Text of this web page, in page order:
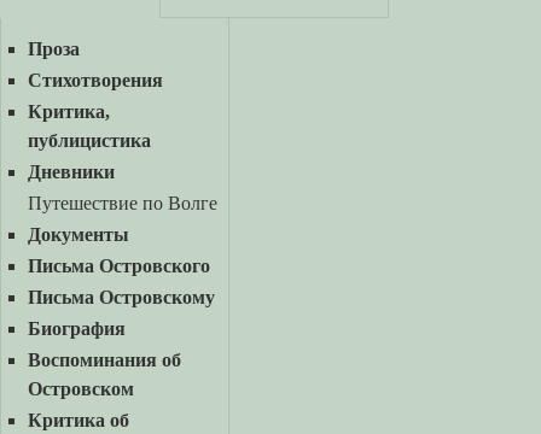
Проза
Стихотворения
Критика,
публицистика
Дневники
Путешествие по Волге
Документы
Письма Островского
Письма Островскому
Биография
Воспоминания об
Островском
Критика об